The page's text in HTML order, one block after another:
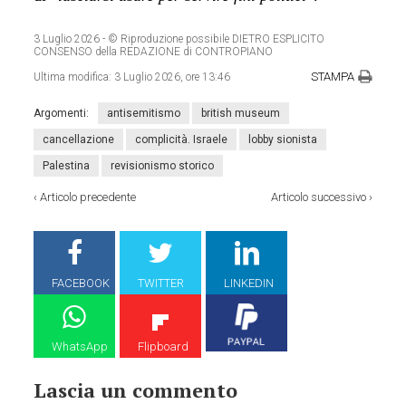
3 Luglio 2026 - © Riproduzione possibile DIETRO ESPLICITO
CONSENSO della REDAZIONE di CONTROPIANO
Ultima modifica: 3 Luglio 2026, ore 13:46 STAMPA
Argomenti: antisemitismo british museum
cancellazione complicità. Israele lobby sionista
Palestina revisionismo storico
‹Articolo precedente Articolo successivo›
FACEBOOK TWITTER LINKEDIN
WhatsApp Flipboard
Lascia un commento